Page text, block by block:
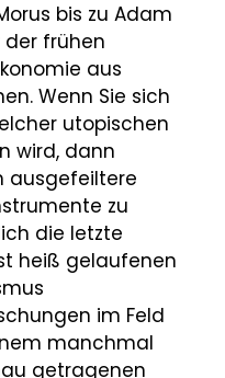
bis zu Adam
der frühen
aus
Wenn Sie sich
utopischen
wird, dann
ausgefeiltere
zu
die letzte
heiß gelaufenen
im Feld
manchmal
getragenen